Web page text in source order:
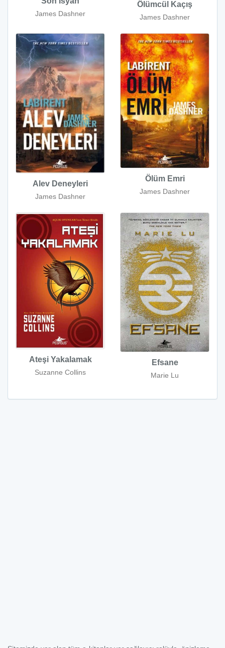
James Dashner
Ölümcül Kaçış
James Dashner
Alev Deneyleri
James Dashner
Ölüm Emri
James Dashner
Ateşi Yakalamak
Suzanne Collins
Efsane
Marie Lu